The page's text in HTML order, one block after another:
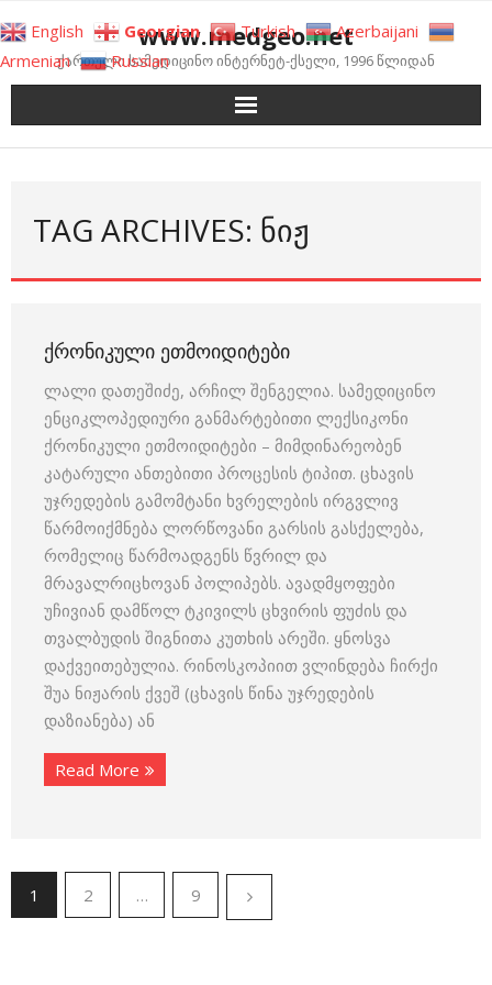
to
content
www.medgeo.net
ქართული სამედიცინო ინტერნეტ-ქსელი, 1996 წლიდან
TAG ARCHIVES: ᲜᲘᲟ
ᲥᲠᲝᲜᲘᲙᲣᲚᲘ ᲔᲗᲛᲝᲘᲓᲘᲢᲔᲑᲘ
ლალი დათეშიძე, არჩილ შენგელია. სამედიცინო
ენციკლოპედიური განმარტებითი ლექსიკონი
ქრონიკული ეთმოიდიტები – მიმდინარეობენ
კატარული ანთებითი პროცესის ტიპით. ცხავის
უჯრედების გამომტანი ხვრელების ირგვლივ
წარმოიქმნება ლორწოვანი გარსის გასქელება,
რომელიც წარმოადგენს წვრილ და
მრავალრიცხოვან პოლიპებს. ავადმყოფები
უჩივიან დამწოლ ტკივილს ცხვირის ფუძის და
თვალბუდის შიგნითა კუთხის არეში. ყნოსვა
დაქვეითებულია. რინოსკოპიით ვლინდება ჩირქი
შუა ნიჟარის ქვეშ (ცხავის წინა უჯრედების
დაზიანება) ან
Read More
1 2 … 9
English Georgian Turkish
Azerbaijani
Armenian
Russian